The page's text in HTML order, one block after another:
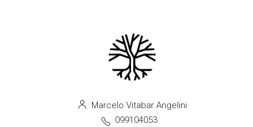
Marcelo Vitabar Angelini
099104053